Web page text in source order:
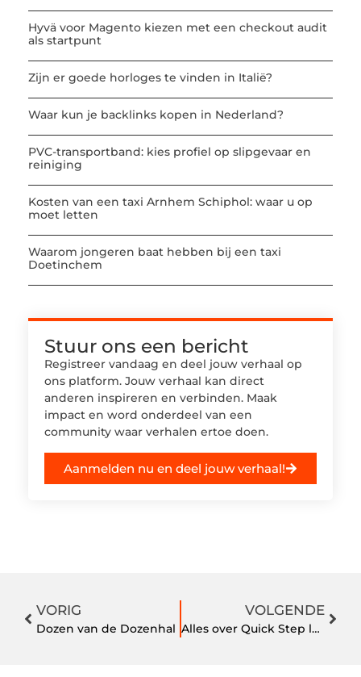
Hyvä voor Magento kiezen met een checkout audit
als startpunt
Zijn er goede horloges te vinden in Italië?
Waar kun je backlinks kopen in Nederland?
PVC-transportband: kies profiel op slipgevaar en
reiniging
Kosten van een taxi Arnhem Schiphol: waar u op
moet letten
Waarom jongeren baat hebben bij een taxi
Doetinchem
Stuur ons een bericht
Registreer vandaag en deel jouw verhaal op
ons platform. Jouw verhaal kan direct
anderen inspireren en verbinden. Maak
impact en word onderdeel van een
community waar verhalen ertoe doen.
Aanmelden nu en deel jouw verhaal!
VORIG
Dozen van de Dozenhal
VOLGENDE
Alles over Quick Step laminaat, vinyl en parket